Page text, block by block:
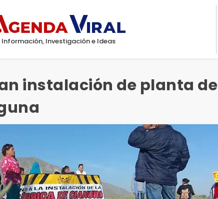
Información, Investigación e Ideas
instalación de planta de